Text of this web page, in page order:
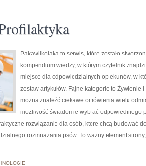
Pakawilkolaka to serwis, które zostało
kompendium wiedzy, w którym czytelnik
miejsce dla odpowiedzialnych opiekunów, w
zestaw artykułów. Fajne kategorie to Żywienie
można znaleźć ciekawe omówienia wielu
możliwość świadomie wybrać odpowiedniego
rozwiązanie dla osób, które chcą budować
rozmnażania psów. To ważny element